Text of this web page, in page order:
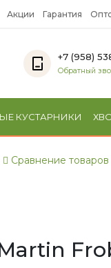
Акции Гарантия
+7 (958)
Обратный
КУСТАРНИКИ
Сравнение товаров